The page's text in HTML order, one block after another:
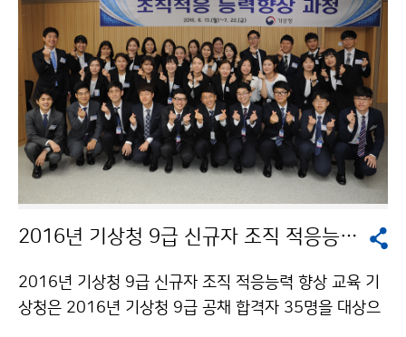
화를 한눈에 볼 수 있는 3차원 입체영상인 ‘지구온’과 기
상캐스터를 직접 체험해 볼 수 있는 ‘날씨방송 체험관’을
운영합니다. 고윤화 기상청장은 “이번 정부3.0 국민체험
마당 행사가 국민 행복과 편의를 위한 기상청의 정책추진
노력을 알릴 좋은 기회이며, 앞으로도 정부3.0 가치에 부
합하는 국민 맞춤형 기상서비스 제공을 위해 끊임없이 노
력하겠습니다.” 라고 밝혔습니다.
2016년 기상청 9급 신규자 조직 적응능력 향상 교육
2016년 기상청 9급 신규자 조직 적응능력 향상 교육 기
상청은 2016년 기상청 9급 공채 합격자 35명을 대상으